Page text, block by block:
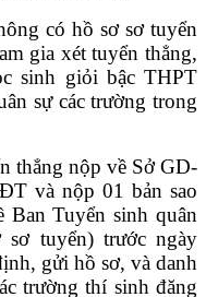
có hồ sơ sơ tuyển
gia xét tuyển thẳng,
sinh giỏi bậc THPT
sự các trường trong
thẳng nộp về Sở GD-
và nộp 01 bản sao
Ban Tuyển sinh quân
tuyển) trước ngày
gửi hồ sơ, và danh
trường thí sinh đăng